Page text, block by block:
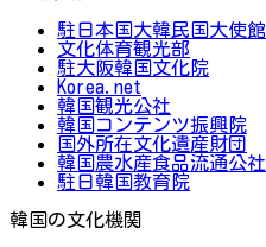
駐日本国大韓民国大使館
文化体育観光部
駐大阪韓国文化院
Korea.net
韓国観光公社
韓国コンテンツ振興院
国外所在文化遺産財団
韓国農水産食品流通公社
駐日韓国教育院
韓国の文化機関